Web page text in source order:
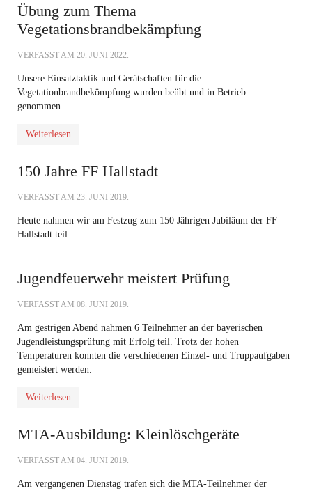
Übung zum Thema
Vegetationsbrandbekämpfung
VERFASST AM 20. JUNI 2022.
Unsere Einsatztaktik und Gerätschaften für die
Vegetationbrandbekömpfung wurden beübt und in Betrieb
genommen.
Weiterlesen
150 Jahre FF Hallstadt
VERFASST AM 23. JUNI 2019.
Heute nahmen wir am Festzug zum 150 Jährigen Jubiläum der FF
Hallstadt teil.
Jugendfeuerwehr meistert Prüfung
VERFASST AM 08. JUNI 2019.
Am gestrigen Abend nahmen 6 Teilnehmer an der bayerischen
Jugendleistungsprüfung mit Erfolg teil. Trotz der hohen
Temperaturen konnten die verschiedenen Einzel- und Truppaufgaben
gemeistert werden.
Weiterlesen
MTA-Ausbildung: Kleinlöschgeräte
VERFASST AM 04. JUNI 2019.
Am vergangenen Dienstag trafen sich die MTA-Teilnehmer der